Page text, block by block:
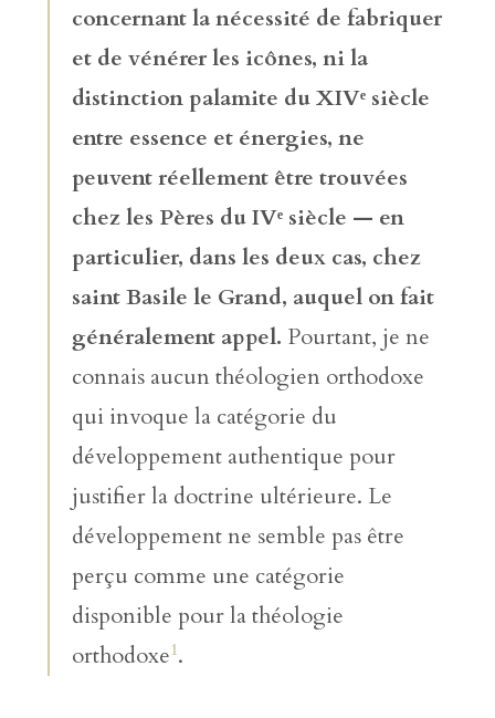
concernant la nécessité de fabriquer
et de vénérer les icônes, ni la
distinction palamite du XIVᵉ siècle
entre essence et énergies, ne
peuvent réellement être trouvées
chez les Pères du IVᵉ siècle — en
particulier, dans les deux cas, chez
saint Basile le Grand, auquel on fait
généralement appel. Pourtant, je ne
connais aucun théologien orthodoxe
qui invoque la catégorie du
développement authentique pour
justifier la doctrine ultérieure. Le
développement ne semble pas être
perçu comme une catégorie
disponible pour la théologie
orthodoxe1.